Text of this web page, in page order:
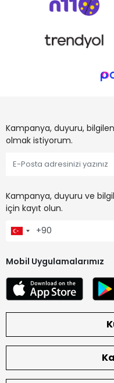
Kampanya, duyuru,
olmak istiyorum.
Kampanya, duyuru ve
için kayıt olun.
Mobil Uygulamalarımız